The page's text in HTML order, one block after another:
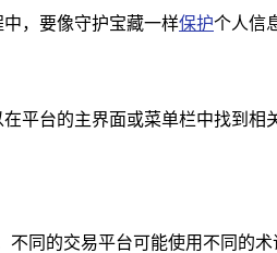
，要像守护宝藏一样保护个人信
平台的主界面或菜单栏中找到
同的交易平台可能使用不同的术